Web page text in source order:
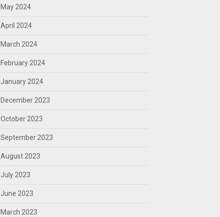
May 2024
April 2024
March 2024
February 2024
January 2024
December 2023
October 2023
September 2023
August 2023
July 2023
June 2023
March 2023